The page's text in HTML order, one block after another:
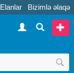
Elanlar Bizimlə əlaqə